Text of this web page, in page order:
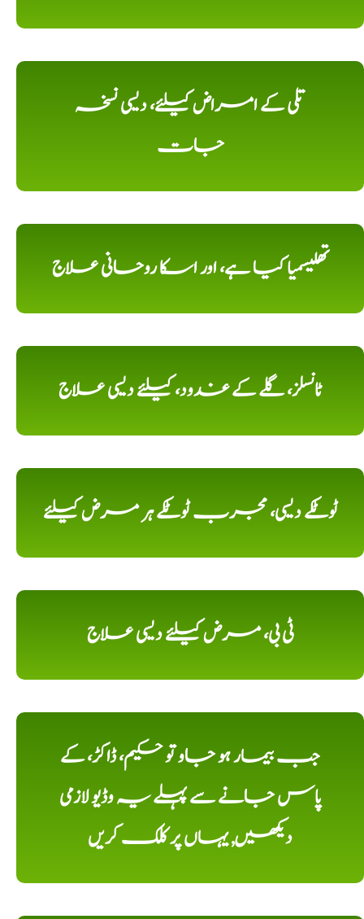
تلی کے امراض کیلئے، دیسی نسخہ
جات
تھلیسمیا کیا ہے، اور اسکا روحانی علاج
ٹانسلز، گلے کے غدود، کیلئے دیسی علاج
ٹوٹکے دیسی، مجرب ٹوٹکے ہر مرض کیلئے
ٹی بی، مرض کیلئے دیسی علاج
جب بیمار ہو جاو تو حکیم، ڈاکڑ، کے
پاس جانے سے پہلے یہ وڈیو لازمی
دیکھیں, یہاں پر کلک کریں